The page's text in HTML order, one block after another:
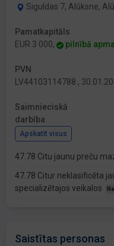
Siguldas 7, Alūksne,
Pamatkapitāls
EUR 3 000,
pilnībā
PVN
LV44103114788 ,
Saimnieciskā
darbība
Apskatīt visus
47.78 Citu jaunu preču
47.78 Citur neklasificēta
specializētajos veikalos
Saistītas personas